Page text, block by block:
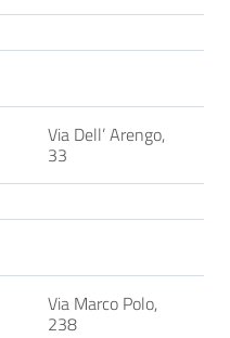
Via Dell’ Arengo,
33
Via Marco Polo,
238